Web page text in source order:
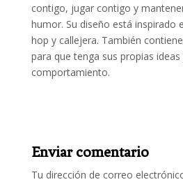
contigo, jugar contigo y
humor. Su diseño está inspirado
hop y callejera. También
para que tenga sus propias
comportamiento.
Enviar comentario
Tu dirección de correo